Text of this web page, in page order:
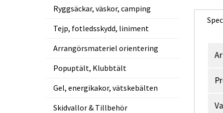
Ryggsäckar, väskor, camping
Tejp, fotledsskydd, liniment
Arrangörsmateriel orientering
Popuptält, Klubbtält
Gel, energikakor, vätskebälten
Skidvallor & Tillbehör